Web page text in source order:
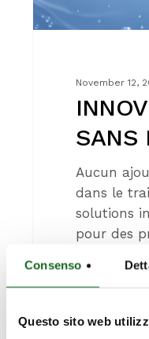
Consenso
Questo sito web
November 12,
SANS
Aucun
dans le
solutions
pour des